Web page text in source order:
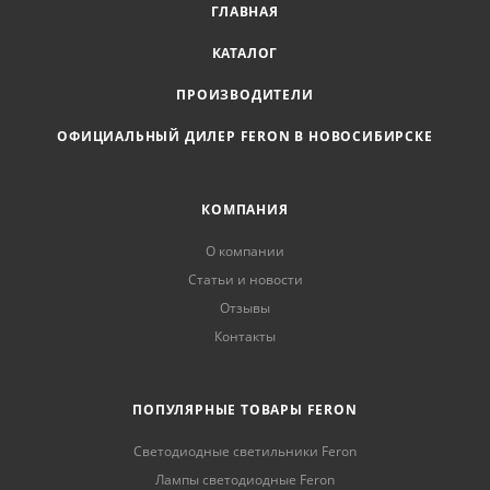
ГЛАВНАЯ
КАТАЛОГ
ПРОИЗВОДИТЕЛИ
ОФИЦИАЛЬНЫЙ ДИЛЕР FERON В НОВОСИБИРСКЕ
КОМПАНИЯ
О компании
Статьи и новости
Отзывы
Контакты
ПОПУЛЯРНЫЕ ТОВАРЫ FERON
Светодиодные светильники Feron
Лампы светодиодные Feron